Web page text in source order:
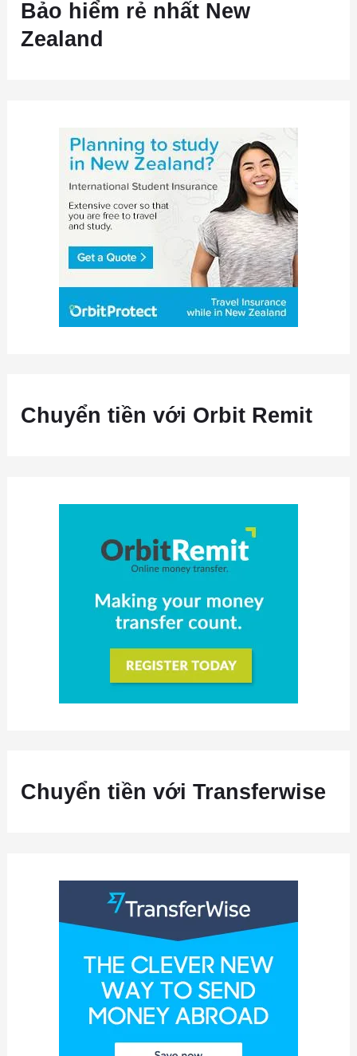
Bảo hiểm rẻ nhất New
Zealand
Chuyển tiền với Orbit Remit
Chuyển tiền với Transferwise